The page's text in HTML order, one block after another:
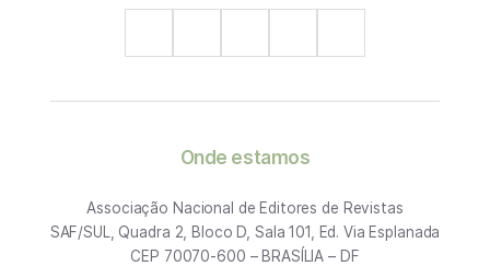
Onde estamos
Associação Nacional de Editores de Revistas
SAF/SUL, Quadra 2, Bloco D, Sala 101, Ed. Via Esplanada
CEP 70070-600 – BRASÍLIA – DF